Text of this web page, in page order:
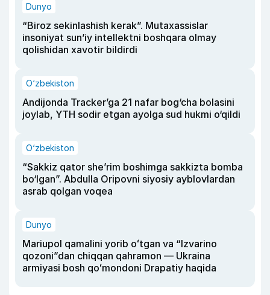
Dunyo
“Biroz sekinlashish kerak”. Mutaxassislar
insoniyat sun’iy intellektni boshqara olmay
qolishidan xavotir bildirdi
O‘zbekiston
Andijonda Tracker’ga 21 nafar bog‘cha bolasini
joylab, YTH sodir etgan ayolga sud hukmi o‘qildi
O‘zbekiston
“Sakkiz qator she’rim boshimga sakkizta bomba
bo‘lgan”. Abdulla Oripovni siyosiy ayblovlardan
asrab qolgan voqea
Dunyo
Mariupol qamalini yorib oʻtgan va “Izvarino
qozoni”dan chiqqan qahramon — Ukraina
armiyasi bosh qoʻmondoni Drapatiy haqida